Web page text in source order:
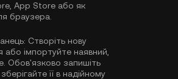
App Store або як
браузера.
Створіть нову
або імпортуйте наявний,
Обов'язково запишіть
її в надійному